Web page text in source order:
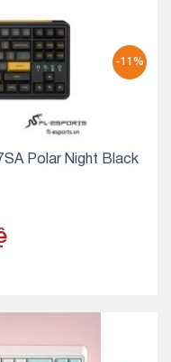
-11%
Polar Night Black